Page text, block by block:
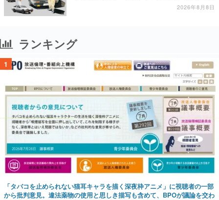
11日から8月20日までの期間限定で開催予定
2026年8月8日
ランキング
1
「タバコを止められない猫耳キャラを描く深夜枠アニメ」に視聴者の一部
から批判意見。違法薬物の使用と思しき描写も含めて、BPOが議論を交わ